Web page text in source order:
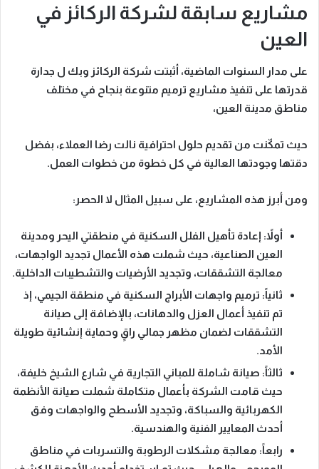
مشاريع سابقة لشركة الركائز في
العين
على مدار السنوات الماضية، أثبتت شركة الركائز وبك ل جدارة
قدرتها على تنفيذ مشاريع ترميم متنوعة بنجاح في مختلف
مناطق مدينة العين،
حيث تمكّنت من تقديم حلول احترافية نالت رضا العملاء، بفضل
دقتها وجودتها العالية في كل خطوة من خطوات العمل.
ومن أبرز هذه المشاريع، على سبيل المثال لا الحصر:
أولاً: إعادة تأهيل الفلل السكنية في منطقتي اليحر ومدينة
العين الصناعية، حيث شملت هذه الأعمال تجديد الواجهات،
معالجة التشققات، وتجديد الأرضيات والتشطيبات الداخلية.
ثانياً: ترميم واجهات الأبراج السكنية في منطقة الجيمي، إذ
تم تنفيذ أعمال العزل والدهانات، بالإضافة إلى صيانة
التشققات لضمان مظهر جمالي راقٍ وحماية إنشائية طويلة
الأمد.
ثالثاً: صيانة شاملة للمباني التجارية في شارع الشيخ خليفة،
حيث قامت الشركة بأعمال متكاملة شملت صيانة الأنظمة
الكهربائية والسباكة، وتجديد الأسطح والواجهات وفق
أحدث المعايير الفنية والهندسية.
رابعاً: معالجة مشكلات الرطوبة والتسربات في مناطق